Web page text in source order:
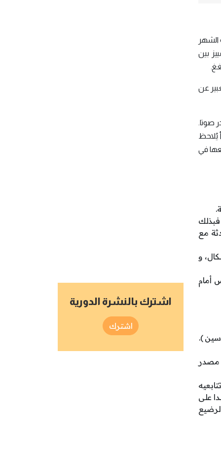
الشهر
بين
يبدأون التعبير عن
صوتا.
يُلاحظ
في
مع
و
أمام
).
مصدر
على
اشترك بالنشرة الدورية
اشترك